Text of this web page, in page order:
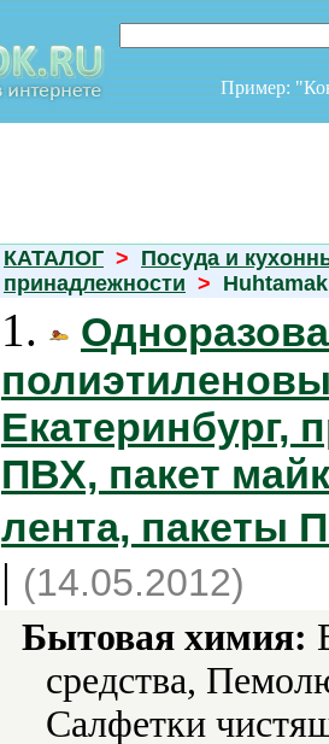
Пример:
КАТАЛОГ > Посуда и
принадлежности >
1.
Екатеринбург,
ПВХ, пакет
лента, пакеты
| (14.05.2012)
Бытовая химия:
средства,
Салфетки